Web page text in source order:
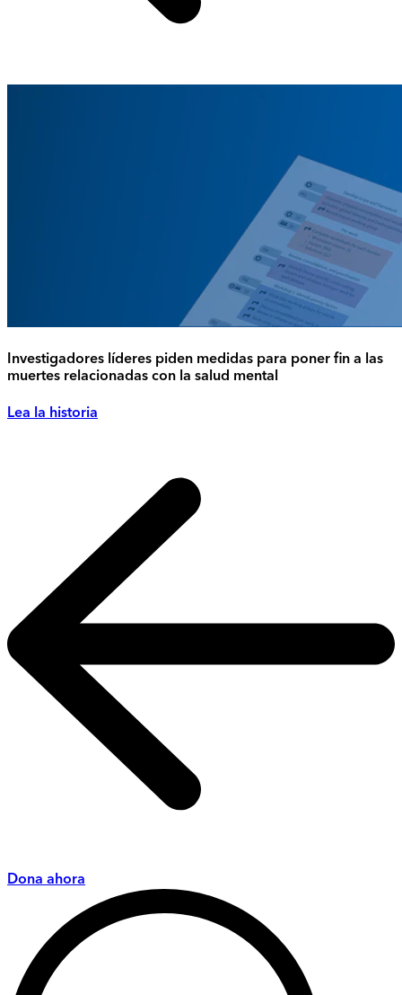
Investigadores líderes piden medidas para poner fin a las
muertes relacionadas con la salud mental
Lea la historia
Dona ahora